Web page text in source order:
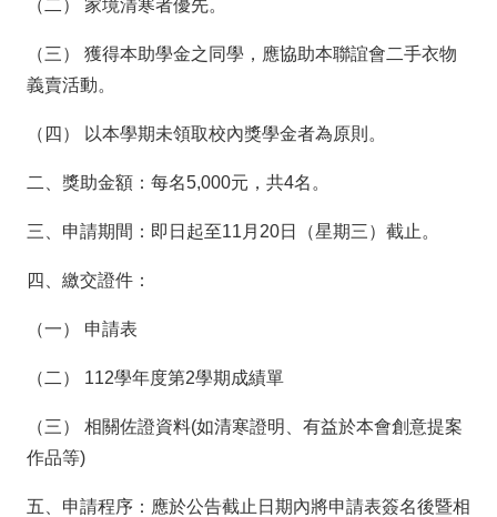
（二） 家境清寒者優先。
（三） 獲得本助學金之同學，應協助本聯誼會二手衣物
義賣活動。
（四） 以本學期未領取校內獎學金者為原則。
二、獎助金額：每名5,000元，共4名。
三、申請期間：即日起至11月20日（星期三）截止。
四、繳交證件：
（一） 申請表
（二） 112學年度第2學期成績單
（三） 相關佐證資料(如清寒證明、有益於本會創意提案
作品等)
五、申請程序：應於公告截止日期內將申請表簽名後暨相